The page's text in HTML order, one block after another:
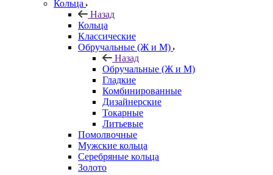
Кольца
Назад
Кольца
Классические
Обручальные (Ж и М)
Назад
Обручальные (Ж и М)
Гладкие
Комбинированные
Дизайнерские
Токарные
Литьевые
Помолвочные
Мужские кольца
Серебряные кольца
Золото